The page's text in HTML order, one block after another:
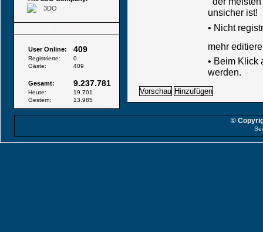
3DO
User Online: 409
Registrierte:
0
Gäste:
409
Gesamt: 9.237.781
Heute:
19.701
Gestern:
13.985
unsicher ist!
• Nicht
mehr
• Beim Klick
werden.
©